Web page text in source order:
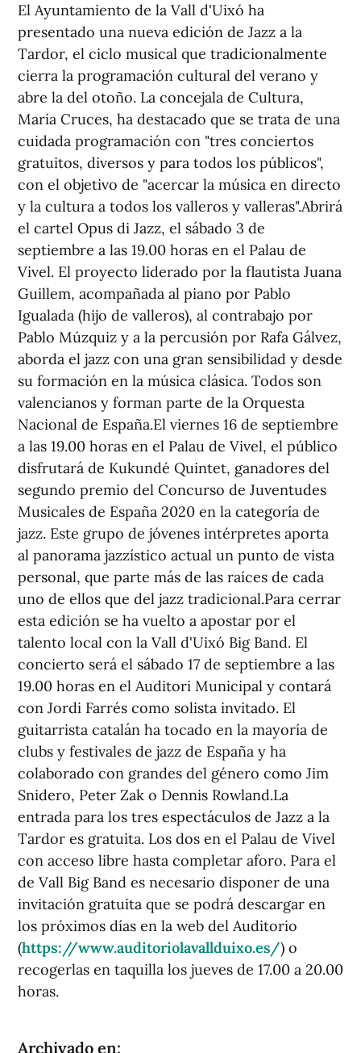
El Ayuntamiento de la Vall d'Uixó ha
presentado una nueva edición de Jazz a la
Tardor, el ciclo musical que tradicionalmente
cierra la programación cultural del verano y
abre la del otoño. La concejala de Cultura,
Maria Cruces, ha destacado que se trata de una
cuidada programación con "tres conciertos
gratuitos, diversos y para todos los públicos",
con el objetivo de "acercar la música en directo
y la cultura a todos los valleros y valleras".Abrirá
el cartel Opus di Jazz, el sábado 3 de
septiembre a las 19.00 horas en el Palau de
Vivel. El proyecto liderado por la flautista Juana
Guillem, acompañada al piano por Pablo
Igualada (hijo de valleros), al contrabajo por
Pablo Múzquiz y a la percusión por Rafa Gálvez,
aborda el jazz con una gran sensibilidad y desde
su formación en la música clásica. Todos son
valencianos y forman parte de la Orquesta
Nacional de España.El viernes 16 de septiembre
a las 19.00 horas en el Palau de Vivel, el público
disfrutará de Kukundé Quintet, ganadores del
segundo premio del Concurso de Juventudes
Musicales de España 2020 en la categoría de
jazz. Este grupo de jóvenes intérpretes aporta
al panorama jazzístico actual un punto de vista
personal, que parte más de las raíces de cada
uno de ellos que del jazz tradicional.Para cerrar
esta edición se ha vuelto a apostar por el
talento local con la Vall d'Uixó Big Band. El
concierto será el sábado 17 de septiembre a las
19.00 horas en el Auditori Municipal y contará
con Jordi Farrés como solista invitado. El
guitarrista catalán ha tocado en la mayoría de
clubs y festivales de jazz de España y ha
colaborado con grandes del género como Jim
Snidero, Peter Zak o Dennis Rowland.La
entrada para los tres espectáculos de Jazz a la
Tardor es gratuita. Los dos en el Palau de Vivel
con acceso libre hasta completar aforo. Para el
de Vall Big Band es necesario disponer de una
invitación gratuita que se podrá descargar en
los próximos días en la web del Auditorio
(https://www.auditoriolavallduixo.es/) o
recogerlas en taquilla los jueves de 17.00 a 20.00
horas.
Archivado en: